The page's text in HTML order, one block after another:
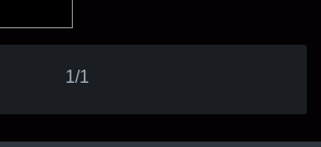
1/1